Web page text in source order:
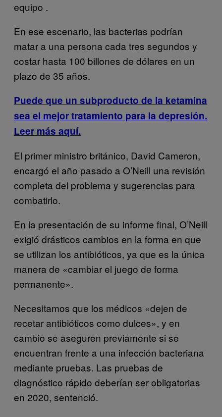
equipo .
En ese escenario, las bacterias podrían
matar a una persona cada tres segundos y
costar hasta 100 billones de dólares en un
plazo de 35 años.
Puede que un subproducto de la ketamina
sea el mejor tratamiento para la depresión.
Leer más aquí.
El primer ministro británico, David Cameron,
encargó el año pasado a O’Neill una revisión
completa del problema y sugerencias para
combatirlo.
En la presentación de su informe final, O’Neill
exigió drásticos cambios en la forma en que
se utilizan los antibióticos, ya que es la única
manera de «cambiar el juego de forma
permanente».
Necesitamos que los médicos «dejen de
recetar antibióticos como dulces», y en
cambio se aseguren previamente si se
encuentran frente a una infección bacteriana
mediante pruebas. Las pruebas de
diagnóstico rápido deberían ser obligatorias
en 2020, sentenció.